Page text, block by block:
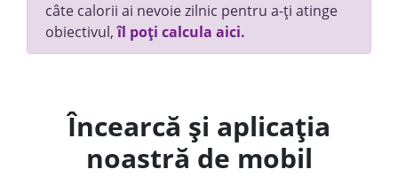
câte calorii ai nevoie zilnic pentru a-ți atinge
obiectivul,îl poți calcula aici.
Încearcă și aplicația
noastră de mobil